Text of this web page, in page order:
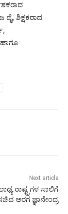
ಶಿಕ್ಷಕರಾದ
Next article
ರಾಷ್ಟ್ರಗಳ ಸಾಲಿಗೆ
ಅರಗ ಜ್ಞಾನೇಂದ್ರ